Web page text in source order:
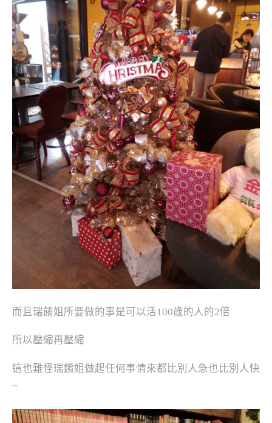
而且瑞餚姐所要做的事是可以活100歲的人的2倍
所以壓縮再壓縮
這也難怪瑞餚姐做起任何事情來都比別人急也比別人快
~